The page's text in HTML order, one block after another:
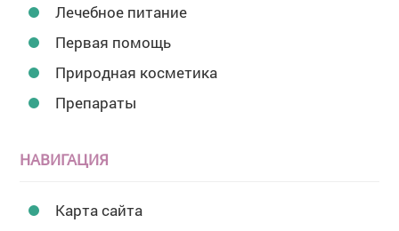
Лечебное питание
Первая помощь
Природная косметика
Препараты
НАВИГАЦИЯ
Карта сайта